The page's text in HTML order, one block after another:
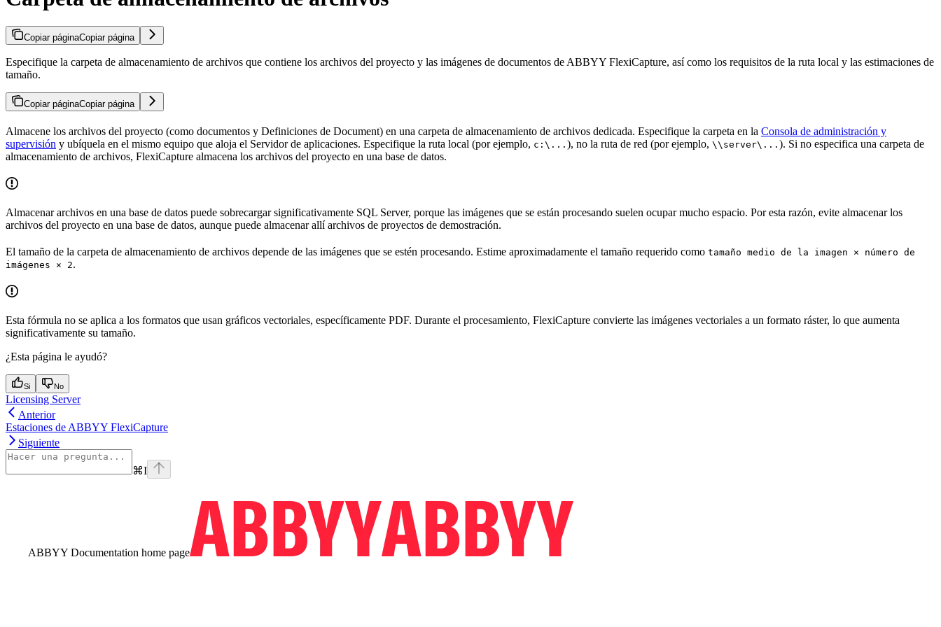
Copiar páginaCopiar página
Especifique la carpeta de almacenamiento de archivos que contiene los archivos del proyecto y las imágenes de documentos de ABBYY FlexiCapture, así como los requisitos de la ruta local y las estimaciones de
tamaño.
Copiar páginaCopiar página
Almacene los archivos del proyecto (como documentos y Definiciones de Document) en una carpeta de almacenamiento de archivos dedicada. Especifique la carpeta en la Consola de administración y
supervisión y ubíquela en el mismo equipo que aloja el Servidor de aplicaciones. Especifique la ruta local (por ejemplo, c:\... ), no la ruta de red (por ejemplo, \\server\... ). Si no especifica una carpeta de
almacenamiento de archivos, FlexiCapture almacena los archivos del proyecto en una base de datos.
Almacenar archivos en una base de datos puede sobrecargar significativamente SQL Server, porque las imágenes que se están procesando suelen ocupar mucho espacio. Por esta razón, evite almacenar los
archivos del proyecto en una base de datos, aunque puede almacenar allí archivos de proyectos de demostración.
El tamaño de la carpeta de almacenamiento de archivos depende de las imágenes que se estén procesando. Estime aproximadamente el tamaño requerido como tamaño medio de la imagen × número de
imágenes × 2.
Esta fórmula no se aplica a los formatos que usan gráficos vectoriales, específicamente PDF. Durante el procesamiento, FlexiCapture convierte las imágenes vectoriales a un formato ráster, lo que aumenta
significativamente su tamaño.
¿Esta página le ayudó?
Si No
Licensing Server
Anterior
Estaciones de ABBYY FlexiCapture
Siguiente
⌘I
ABBYY Documentation home page